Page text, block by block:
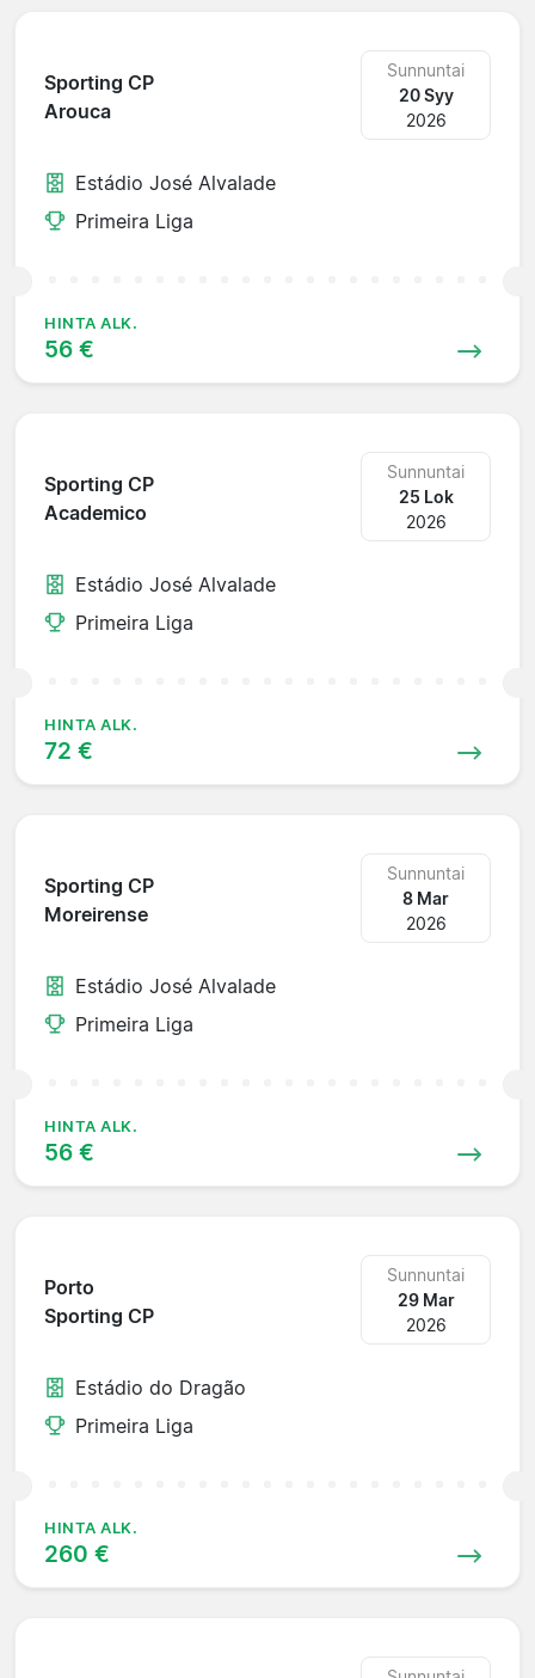
Sporting CP
Arouca
Sunnuntai
20 Syy
2026
Estádio José Alvalade
Primeira Liga
HINTA ALK.
56 €
Sporting CP
Academico
Sunnuntai
25 Lok
2026
Estádio José Alvalade
Primeira Liga
HINTA ALK.
72 €
Sporting CP
Moreirense
Sunnuntai
8 Mar
2026
Estádio José Alvalade
Primeira Liga
HINTA ALK.
56 €
Porto
Sporting CP
Sunnuntai
29 Mar
2026
Estádio do Dragão
Primeira Liga
HINTA ALK.
260 €